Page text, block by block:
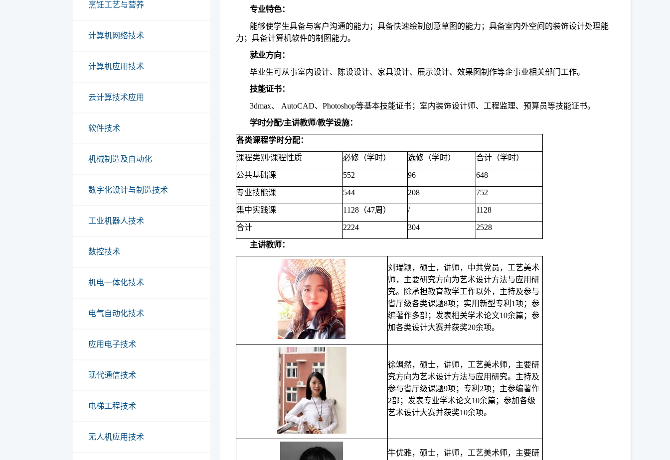
烹饪工艺与营养
计算机网络技术
计算机应用技术
云计算技术应用
软件技术
机械制造及自动化
数字化设计与制造技术
工业机器人技术
数控技术
机电一体化技术
电气自动化技术
应用电子技术
现代通信技术
电梯工程技术
无人机应用技术
专业特色：
能够使学生具备与客户沟通的能力；具备快速绘制创意草图的能力；具备室内外空间的装饰设计处理能
力；具备计算机软件的制图能力。
就业方向：
毕业生可从事室内设计、陈设设计、家具设计、展示设计、效果图制作等企事业相关部门工作。
技能证书：
3dmax、 AutoCAD、Photoshop等基本技能证书；室内装饰设计师、工程监理、预算员等技能证书。
学时分配/主讲教师/教学设施：
各类课程学时分配：
课程类别/课程性质 必修（学时） 选修（学时） 合计（学时）
公共基础课 552 96 648
专业技能课 544 208 752
集中实践课 1128（47周） / 1128
合计 2224 304 2528
主讲教师：
刘瑞颖，硕士，讲师，中共党员，工艺美术
师，主要研究方向为艺术设计方法与应用研
究。除承担教育教学工作以外，主持及参与
省厅级各类课题8项；实用新型专利1项；参
编著作多部；发表相关学术论文10余篇；参
加各类设计大赛并获奖20余项。
徐飒然，硕士，讲师，工艺美术师，主要研
究方向为艺术设计方法与应用研究。主持及
参与省厅级课题9项；专利2项；主参编著作
2部；发表专业学术论文10余篇；参加各级
艺术设计大赛并获奖10余项。
牛优雅，硕士，讲师，工艺美术师，主要研